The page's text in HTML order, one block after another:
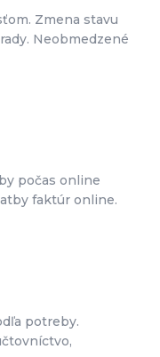
Zmena stavu
Neobmedzené
počas online
faktúr online.
potreby.